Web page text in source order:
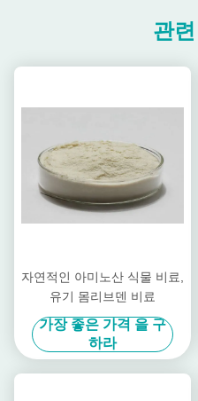
관
자연적인 아미노산 식물 비료,
유기 몸리브덴 비료
가장 좋은 가격 을 구
하라